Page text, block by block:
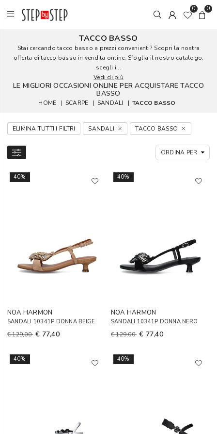
0 0
TACCO BASSO
Stai cercando tacco basso a prezzi convenienti? Scopri la nostra
offerta di tacco basso in vendita online. Sfoglia il nostro catalogo,
scegli i...
Vedi di più
LE MIGLIORI OCCASIONI ONLINE PER ACQUISTARE TACCO
BASSO
HOME | SCARPE | SANDALI | TACCO BASSO
ELIMINA TUTTI I FILTRI SANDALI TACCO BASSO
40%
NOA HARMON
SANDALI 10341P DONNA BEIGE
€ 129,00 € 77,40
40%
NOA HARMON
SANDALI 10341P DONNA NERO
€ 129,00 € 77,40
40% 40%